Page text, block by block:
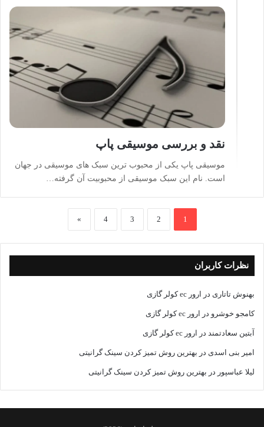
نقد و بررسی موسیقی پاپ
موسیقی پاپ یکی از محبوب ترین سبک های موسیقی در جهان
است. نام این سبک موسیقی از محبوبیت آن گرفته…
1
2
3
4
»
نظرات کاربران
بهنوش تاتاری در ارور ec کولر گازی
کامجو خوشرو در ارور ec کولر گازی
آبتین سعادتمند در ارور ec کولر گازی
امیر بنی اسدی در بهترین روش تمیز کردن سینک گرانیتی
لیلا عباسپور در بهترین روش تمیز کردن سینک گرانیتی